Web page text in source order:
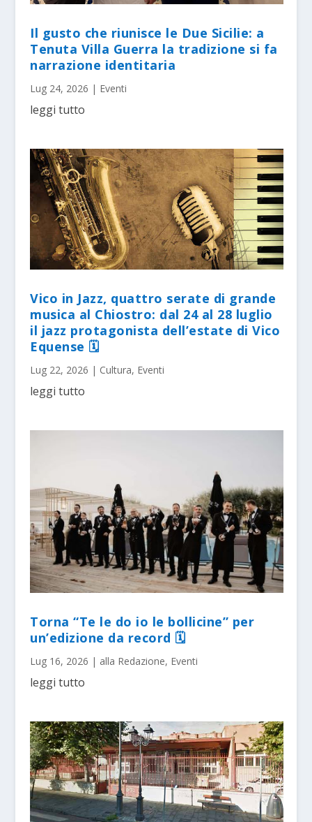
Il gusto che riunisce le Due Sicilie: a
Tenuta Villa Guerra la tradizione si fa
narrazione identitaria
Lug 24, 2026 | Eventi
leggi tutto
Vico in Jazz, quattro serate di grande
musica al Chiostro: dal 24 al 28 luglio
il jazz protagonista dell’estate di Vico
Equense 🗓
Lug 22, 2026 | Cultura, Eventi
leggi tutto
Torna “Te le do io le bollicine” per
un’edizione da record 🗓
Lug 16, 2026 | alla Redazione, Eventi
leggi tutto